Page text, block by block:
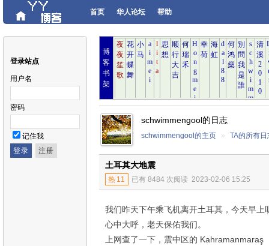
首页 华人论坛 帮助
登录站点
用户名
密码
记住我
博
客
书
架
schwimmengool的日志
schwimmengool的主页 » TA的所有日
土耳其大地震
热 11 已有 8484 次阅读 2023-02-06 15:25
我们昨天下午乘飞机离开土耳其，今天早上
心中大呼，老天保佑我们。
上网查了一下，震中区的